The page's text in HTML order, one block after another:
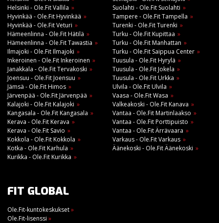
Helsinki - Ole.Fit Vallila
Hyvinkää - Ole.Fit Hyvinkää
Hyvinkää - Ole.Fit Veturi
Hämeenlinna - Ole.Fit Hätilä
Hämeenlinna - Ole.Fit Tawastia
Ilmajoki - Ole.Fit Ilmajoki
Inkeroinen - Ole.Fit Inkeroinen
Janakkala - Ole.Fit Tervakoski
Joensuu - Ole.Fit Joensuu
Jämsä - Ole.Fit Himos
Järvenpää - Ole.Fit Järvenpää
Kalajoki - Ole.Fit Kalajoki
Kangasala - Ole.Fit Kangasala
Kerava - Ole.Fit Kerava
Kerava - Ole.Fit Savio
Kokkola - Ole.Fit Kokkola
Kotka - Ole.Fit Karhula
Kurikka - Ole.Fit Kurikka
Suolahti - Ole.Fit Suolahti
Tampere - Ole.Fit Tampella
Turenki - Ole.Fit Turenki
Turku - Ole.Fit Kupittaa
Turku - Ole.Fit Manhattan
Turku - Ole.Fit Saippua Center
Tuusula - Ole.Fit Hyrylä
Tuusula - Ole.Fit Jokela
Tuusula - Ole.Fit Urkka
Ulvila - Ole.Fit Ulvila
Vaasa - Ole.Fit Wasa
Valkeakoski - Ole.Fit Kanava
Vantaa - Ole.Fit Martinlaakso
Vantaa - Ole.Fit Porttipuisto
Vantaa - Ole.Fit Ärrävaara
Varkaus - Ole.Fit Varkaus
Äänekoski - Ole.Fit Äänekoski
FIT GLOBAL
Ole.Fit-kuntokeskukset»
Ole.Fit-lisenssi »